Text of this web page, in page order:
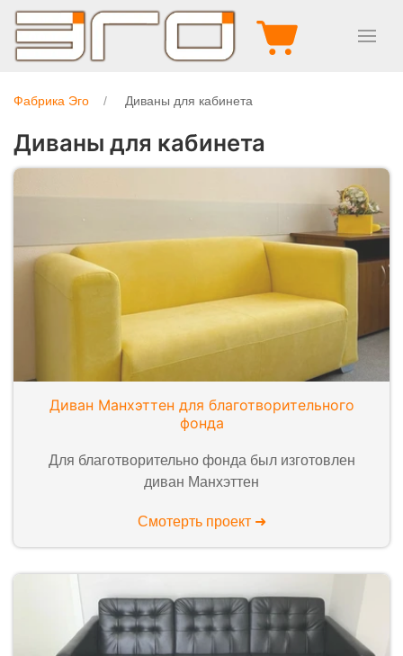
Фабрика Эго Диваны для кабинета
Диваны для кабинета
Диван Манхэттен для благотворительного
фонда
Для благотворительно фонда был изготовлен
диван Манхэттен
Смотерть проект ➜